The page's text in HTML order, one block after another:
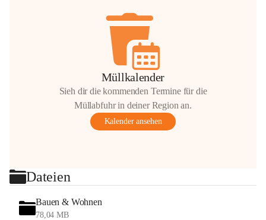
Müllkalender
Sieh dir die kommenden Termine für die
Müllabfuhr in deiner Region an.
Kalender ansehen
Dateien
Bauen & Wohnen
78,04 MB